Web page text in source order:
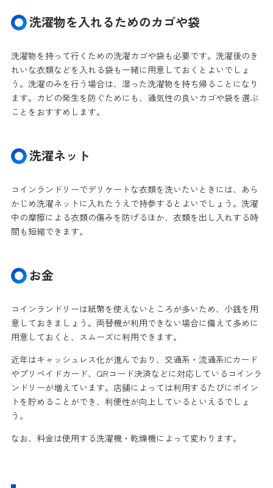
洗濯物を入れるためのカゴや袋
洗濯物を持って行くための洗濯カゴや袋も必要です。洗濯後のき
れいな衣類などを入れる袋も一緒に用意しておくとよいでしょ
う。洗濯のみを行う場合は、湿った洗濯物を持ち帰ることになり
ます。カビの発生を防ぐためにも、通気性の良いカゴや袋を選ぶ
ことをおすすめします。
洗濯ネット
コインランドリーでデリケートな衣類を洗いたいときには、あら
かじめ洗濯ネットに入れたうえで持参するとよいでしょう。洗濯
中の摩擦による衣類の傷みを防げるほか、衣類を出し入れする時
間も短縮できます。
お金
コインランドリーは紙幣を使えないところが多いため、小銭を用
意しておきましょう。両替機が利用できない場合に備えて多めに
用意しておくと、スムーズに利用できます。
近年はキャッシュレス化が進んでおり、交通系・流通系ICカード
やプリペイドカード、QRコード決済などに対応しているコインラ
ンドリーが増えています。店舗によっては利用するたびにポイン
トを貯めることができ、利便性が向上しているといえるでしょ
う。
なお、料金は使用する洗濯機・乾燥機によって変わります。